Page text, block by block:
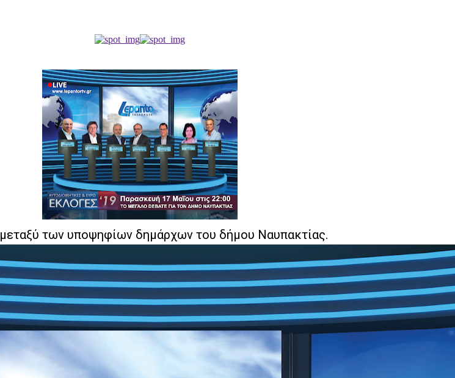
μεταξύ των υποψηφίων δημάρχων του δήμου Ναυπακτίας.